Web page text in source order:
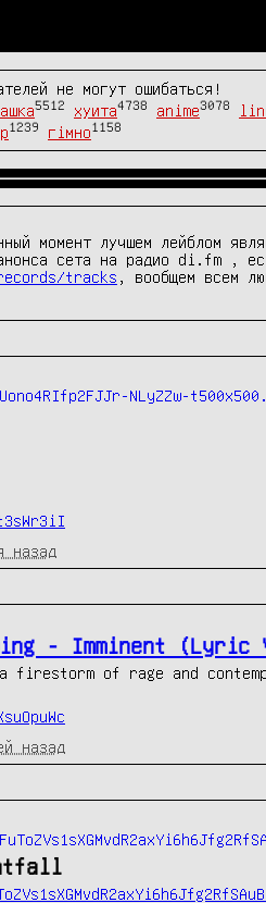
не могут ошибаться!
5512 хуита4738 anime3078
1239 гімно1158
момент лучшем лейблом
tracks , вообщем всем
назад
- Imminent
a firestorm of rage and
назад